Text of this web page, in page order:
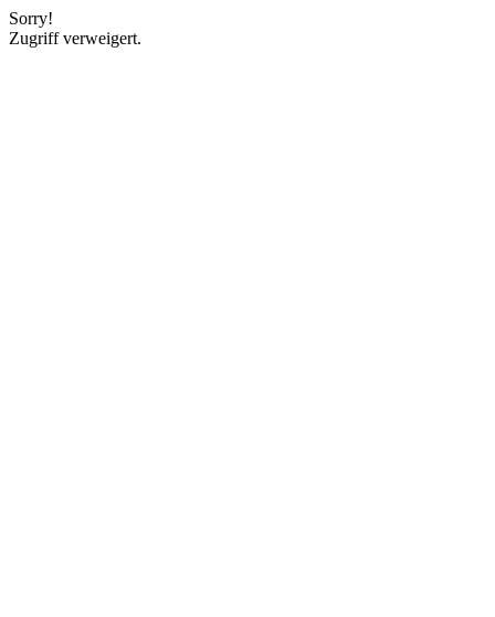
Sorry!
Zugriff verweigert.